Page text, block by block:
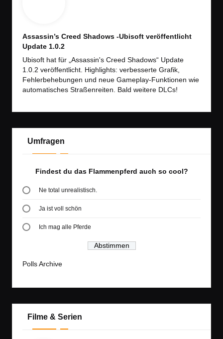
Assassin’s Creed Shadows -Ubisoft veröffentlicht
Update 1.0.2
Ubisoft hat für „Assassin's Creed Shadows“ Update
1.0.2 veröffentlicht. Highlights: verbesserte Grafik,
Fehlerbehebungen und neue Gameplay-Funktionen wie
automatisches Straßenreiten. Bald weitere DLCs!
Umfragen
Findest du das Flammenpferd auch so cool?
Ne total unrealistisch.
Ja ist voll schön
Ich mag alle Pferde
Polls Archive
Filme & Serien